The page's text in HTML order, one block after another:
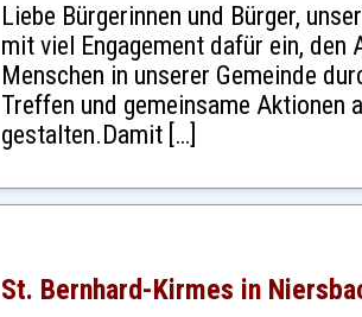
Liebe Bürgerinnen und Bürger,
mit viel Engagement dafür ein, den
Menschen in unserer Gemeinde
Treffen und gemeinsame Aktionen
gestalten.Damit […]
St. Bernhard-Kirmes in